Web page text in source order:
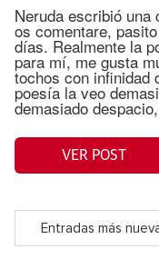
Neruda escribió una
os comentare,
días. Realmente la
para mí, me gusta
tochos con infinidad
poesía la veo
demasiado
VER POST
Entradas más